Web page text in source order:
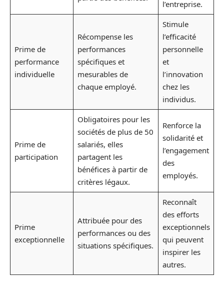
l’entreprise.
Prime de
performance
individuelle
Récompense les
performances
spécifiques et
mesurables de
chaque employé.
Stimule
l’efficacité
personnelle
et
l’innovation
chez les
individus.
Prime de
participation
Obligatoires pour les
sociétés de plus de 50
salariés, elles
partagent les
bénéfices à partir de
critères légaux.
Renforce la
solidarité et
l’engagement
des
employés.
Prime
exceptionnelle
Attribuée pour des
performances ou des
situations spécifiques.
Reconnaît
des efforts
exceptionnels
qui peuvent
inspirer les
autres.